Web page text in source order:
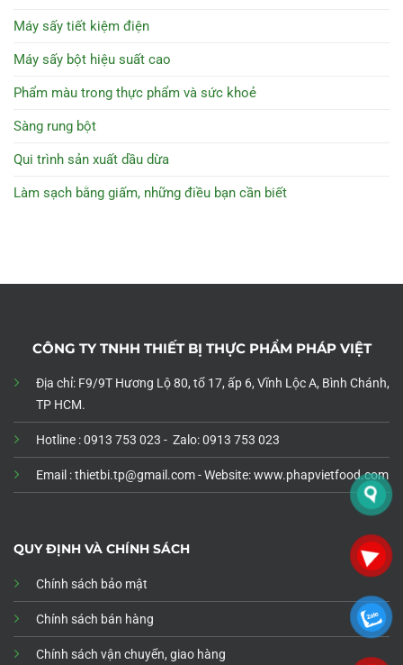
Máy sấy tiết kiệm điện
Máy sấy bột hiệu suất cao
Phẩm màu trong thực phẩm và sức khoẻ
Sàng rung bột
Qui trình sản xuất dầu dừa
Làm sạch bằng giấm, những điều bạn cần biết
CÔNG TY TNHH THIẾT BỊ THỰC PHẨM PHÁP VIỆT
Địa chỉ: F9/9T Hương Lộ 80, tổ 17, ấp 6, Vĩnh Lộc A, Bình Chánh,
TP HCM.
Hotline : 0913 753 023 - Zalo: 0913 753 023
Email : thietbi.tp@gmail.com -Website: www.phapvietfood.com
QUY ĐỊNH VÀ CHÍNH SÁCH
Chính sách bảo mật
Chính sách bán hàng
Chính sách vận chuyển, giao hàng